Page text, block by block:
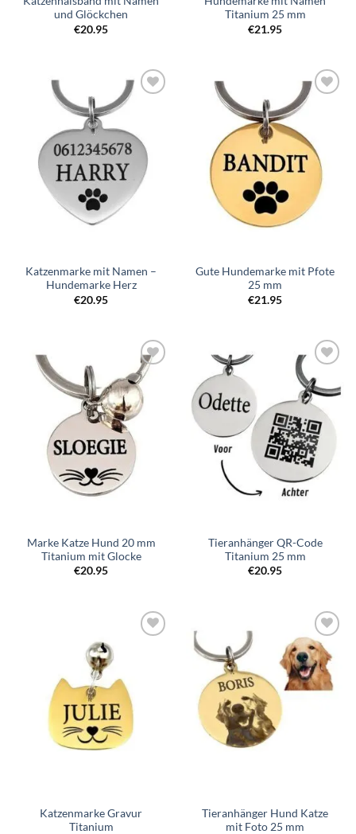
und Glöckchen
€20.95
Titanium 25 mm
€21.95
Wunschliste
hinzufügen
Katzenmarke mit Namen –
Hundemarke Herz
€20.95
Zur
Wunschliste
hinzufügen
Gute Hundemarke mit Pfote
25 mm
€21.95
Zur
Wunschliste
hinzufügen
Marke Katze Hund 20 mm
Titanium mit Glocke
€20.95
Zur
Wunschliste
hinzufügen
Tieranhänger QR-Code
Titanium 25 mm
€20.95
Wunschliste
Katzenmarke Gravur
Titanium
Zur
Wunschliste
hinzufügen
Tieranhänger Hund Katze
mit Foto 25 mm